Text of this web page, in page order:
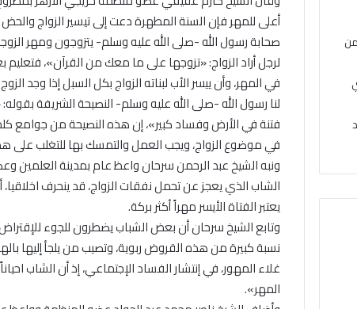
أعلى للمهر فإن السنة المطهرة دعت إلى تيسير الزواج
صحابة رسول الله -صلى الله عليه وسلم- يتزوجون ومهر
لرجل أراد الزواج: «تزوجها على ما معك من القرآن»،
في المهر، وأن ييسر الأب لبناته الزواج بكل السبل إذا وجد
لنا رسول الله -صلى الله عليه وسلم- النصيحة الشريفة
فتنة في الأرض وفساد كبير»، إن هذه النصيحة من جوامع
في موضوع الزواج، ويجب العمل والتمسك بها للتغلب على
ونبه الشيخ عبد الرحمن سرحان واعظ عام بمدينة العلمين
الشاب الذي يعجز عن تحمل نفقات الزواج، قد ينحرف اخلاقيا،
يعتبر الفتاة الأيسر مهراً أكثر بركة.
وتابع الشيخ سرحان أن بعض الشباب يضطرون للجوء
نسبة كبيرة من هذه القروض ربوية، وتصيب من يلجأ إليها
غلاء المهور، في إنتشار الفساد الإجتماعي، إذ أن الشاب
المهر».
من 4226 طنًا من